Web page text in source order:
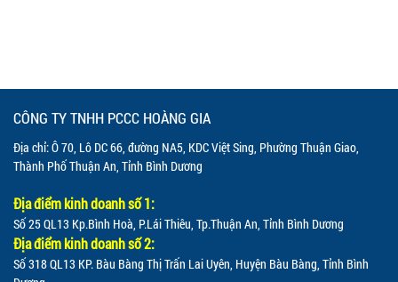
CÔNG TY TNHH PCCC HOÀNG GIA
Địa chỉ: Ô 70, Lô DC 66, đường NA5, KDC Việt Sing, Phường Thuận Giao,
Thành Phố Thuận An, Tỉnh Bình Dương
Địa điểm kinh doanh số 1:
Số 25 QL13 Kp.Bình Hoà, P.Lái Thiêu, Tp.Thuận An, Tỉnh Bình Dương
Địa điểm kinh doanh số 2:
Số 318 QL13 KP. Bàu Bàng Thị Trấn Lai Uyên, Huyện Bàu Bàng, Tỉnh Bình